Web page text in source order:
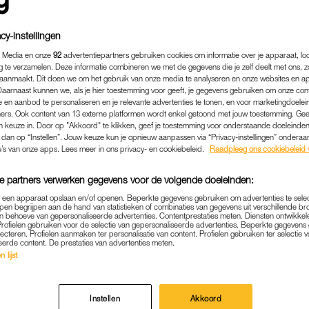
EINDE VAN 2021
BINNENLAND|LINDA.
29-09-2020 | ANNA NEELTJE DE BOER
toeslagenaffairedie in beeld zijn bij de afdeling
eind 2021 geholpen zijn. Dat zegt
instellingen
en onze 92 advertentiepartners gebruiken cookies om informatie over je apparaat,
te verzamelen. Deze informatie combineren we met de gegevens die je zelf deelt met ons,
Dit doen we om het gebruik van onze media te analyseren en onze websites en
kunnen we, als je hier toestemming voor geeft, je gegevens gebruiken om onze
en aanbod te personaliseren en je relevante advertenties te tonen, en voor
Ook content van 13 externe platformen wordt enkel getoond met jouw toestemming.
keuze in. Door op "Akkoord" te klikken, geef je toestemming voor onderstaande
op “Instellen”. Jouw keuze kun je opnieuw aanpassen via “Privacy-instellingen”
van onze apps. Lees meer in ons privacy- en cookiebeleid.
Raadpleeg ons cookiebeleid
partners verwerken gegevens voor de volgende doeleinden:
apparaat opslaan en/of openen. Beperkte gegevens gebruiken om advertenties te
begrijpen aan de hand van statistieken of combinaties van gegevens uit verschillende
behoeve van gepersonaliseerde advertenties. Contentprestaties meten. Diensten
gebruiken voor de selectie van gepersonaliseerde advertenties. Beperkte
Profielen aanmaken ter personalisatie van content. Profielen gebruiken ter selectie
content. De prestaties van advertenties meten.
lijst
Instellen Akkoord